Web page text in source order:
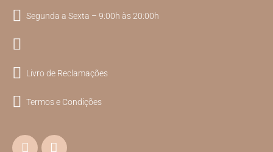
Segunda a Sexta – 9:00h às 20:00h
Livro de Reclamações
Termos e Condições